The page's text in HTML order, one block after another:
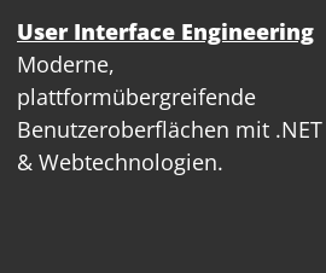
User Interface Engineering
Moderne,
plattformübergreifende
Benutzeroberflächen mit .NET
& Webtechnologien.